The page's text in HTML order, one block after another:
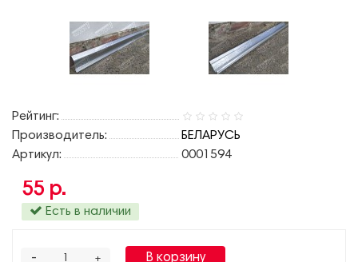
Рейтинг:
Производитель:
БЕЛАРУСЬ
Артикул:
0001594
55 р.
Есть в наличии
+
- В корзину